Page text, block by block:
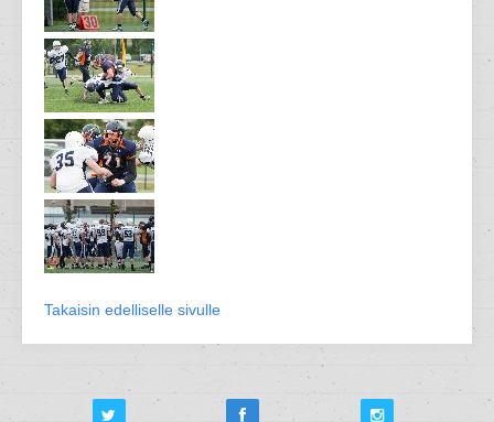
Takaisin edelliselle sivulle